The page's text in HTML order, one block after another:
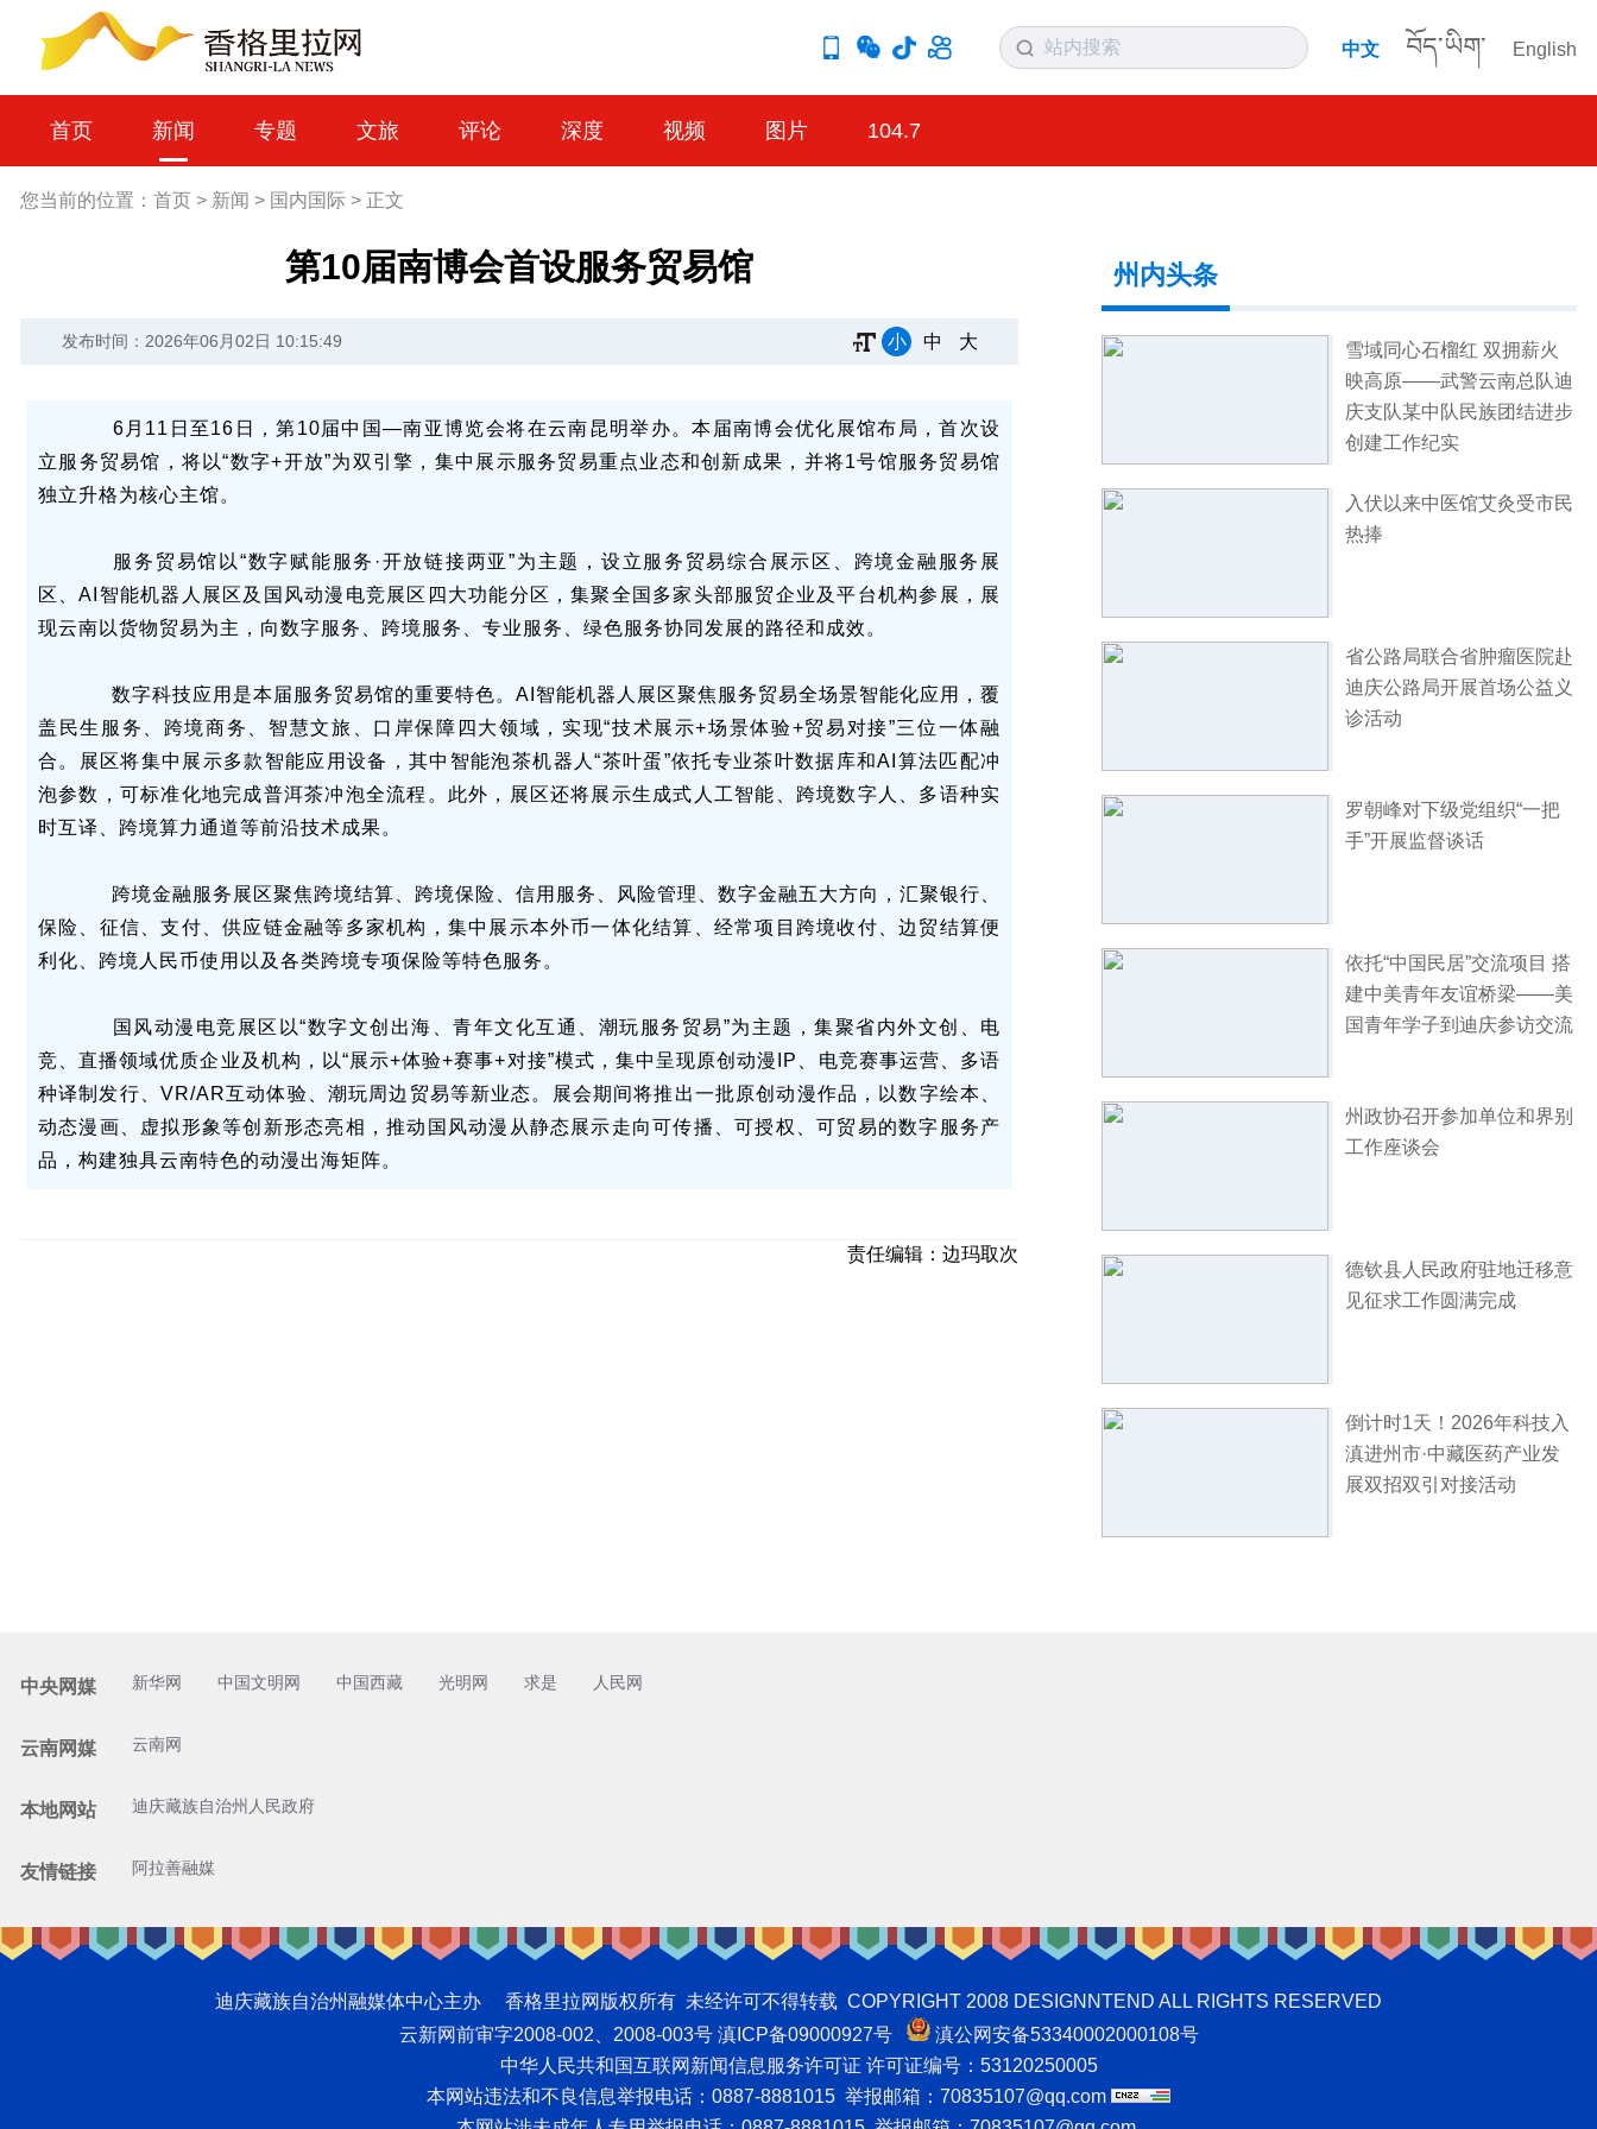
中文 བོད་ཡིག་ English
首页 新闻 专题 文旅 评论 深度 视频 图片 104.7
您当前的位置： 首页 > 新闻 > 国内国际 > 正文
第10届南博会首设服务贸易馆
发布时间：2026年06月02日 10:15:49 小 中 大
6月11日至16日，第10届中国—南亚博览会将在云南昆明举办。本届南博会优化展馆布局，首次设
立服务贸易馆，将以“数字+开放”为双引擎，集中展示服务贸易重点业态和创新成果，并将1号馆服务贸易馆
独立升格为核心主馆。
服务贸易馆以“数字赋能服务·开放链接两亚”为主题，设立服务贸易综合展示区、跨境金融服务展
区、AI智能机器人展区及国风动漫电竞展区四大功能分区，集聚全国多家头部服贸企业及平台机构参展，展
现云南以货物贸易为主，向数字服务、跨境服务、专业服务、绿色服务协同发展的路径和成效。
数字科技应用是本届服务贸易馆的重要特色。AI智能机器人展区聚焦服务贸易全场景智能化应用，覆
盖民生服务、跨境商务、智慧文旅、口岸保障四大领域，实现“技术展示+场景体验+贸易对接”三位一体融
合。展区将集中展示多款智能应用设备，其中智能泡茶机器人“茶叶蛋”依托专业茶叶数据库和AI算法匹配冲
泡参数，可标准化地完成普洱茶冲泡全流程。此外，展区还将展示生成式人工智能、跨境数字人、多语种实
时互译、跨境算力通道等前沿技术成果。
跨境金融服务展区聚焦跨境结算、跨境保险、信用服务、风险管理、数字金融五大方向，汇聚银行、
保险、征信、支付、供应链金融等多家机构，集中展示本外币一体化结算、经常项目跨境收付、边贸结算便
利化、跨境人民币使用以及各类跨境专项保险等特色服务。
国风动漫电竞展区以“数字文创出海、青年文化互通、潮玩服务贸易”为主题，集聚省内外文创、电
竞、直播领域优质企业及机构，以“展示+体验+赛事+对接”模式，集中呈现原创动漫IP、电竞赛事运营、多语
种译制发行、VR/AR互动体验、潮玩周边贸易等新业态。展会期间将推出一批原创动漫作品，以数字绘本、
动态漫画、虚拟形象等创新形态亮相，推动国风动漫从静态展示走向可传播、可授权、可贸易的数字服务产
品，构建独具云南特色的动漫出海矩阵。
责任编辑： 边玛取次
州内头条
雪域同心石榴红 双拥薪火
映高原——武警云南总队迪
庆支队某中队民族团结进步
创建工作纪实
入伏以来中医馆艾灸受市民
热捧
省公路局联合省肿瘤医院赴
迪庆公路局开展首场公益义
诊活动
罗朝峰对下级党组织“一把
手”开展监督谈话
依托“中国民居”交流项目 搭
建中美青年友谊桥梁——美
国青年学子到迪庆参访交流
州政协召开参加单位和界别
工作座谈会
德钦县人民政府驻地迁移意
见征求工作圆满完成
倒计时1天！2026年科技入
滇进州市·中藏医药产业发
展双招双引对接活动
中央网媒 新华网 中国文明网 中国西藏 光明网 求是 人民网
云南网媒 云南网
本地网站 迪庆藏族自治州人民政府
友情链接 阿拉善融媒
迪庆藏族自治州融媒体中心主办 香格里拉网版权所有 未经许可不得转载 COPYRIGHT 2008 DESIGNNTEND ALL RIGHTS RESERVED
云新网前审字2008-002、2008-003号 滇ICP备09000927号
滇公网安备53340002000108号
中华人民共和国互联网新闻信息服务许可证 许可证编号：53120250005
本网站违法和不良信息举报电话：0887-8881015 举报邮箱：70835107@qq.com